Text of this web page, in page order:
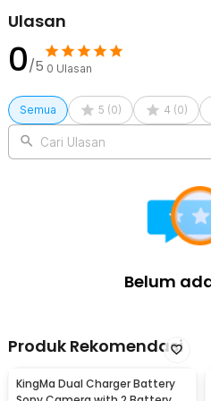
Ulasan
0/5 0 Ulasan
Semua 5 (0) 4 (0)
Cari Ulasan
Belum
Produk Rekomendasi
KingMa Dual Charger Battery